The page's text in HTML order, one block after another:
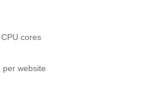
CPU cores
per website